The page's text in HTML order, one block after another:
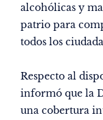
alcohólicas y
patrio para
todos los
Respecto al
informó que la
una cobertura